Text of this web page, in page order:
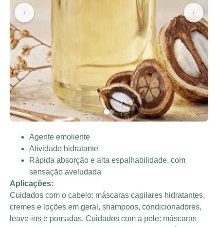
Agente emoliente
Atividade hidratante
Rápida absorção e alta espalhabilidade, com
sensação aveludada
Aplicações:
Cuidados com o cabelo: máscaras capilares hidratantes,
cremes e loções em geral, shampoos, condicionadores,
leave-ins e pomadas. Cuidados com a pele: máscaras